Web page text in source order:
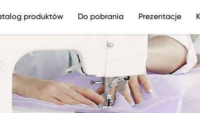
produktów Do pobrania Prezentacje